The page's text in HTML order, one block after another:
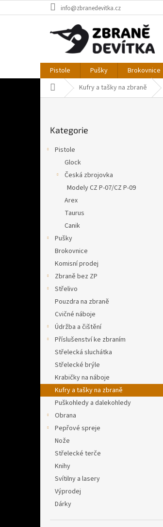
na
info@zbranedevitka.cz
Pistole Pušky Brokovnice
Domů Kufry a tašky na zbraně
kategorie
Kategorie
Pistole
Glock
Česká zbrojovka
Modely CZ P-07/CZ P-09
Arex
Taurus
Canik
Pušky
Brokovnice
Komisní prodej
Zbraně bez ZP
Střelivo
Pouzdra na zbraně
Cvičné náboje
Údržba a čištění
Příslušenství ke zbraním
Střelecká sluchátka
Střelecké brýle
Krabičky na náboje
Kufry a tašky na zbraně
Puškohledy a dalekohledy
Obrana
Pepřové spreje
Nože
Střelecké terče
Knihy
Svítilny a lasery
Výprodej
Dárky